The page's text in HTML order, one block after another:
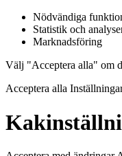
Nödvändiga
Statistik och
Marknadsföring
Välj "Acceptera alla" om
Acceptera alla